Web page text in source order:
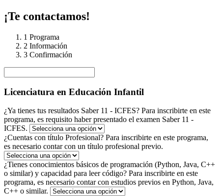
¡Te contactamos!
1 Programa
2 Información
3 Confirmación
Licenciatura en Educación Infantil
¿Ya tienes tus resultados Saber 11 - ICFES? Para inscribirte en este
programa, es requisito haber presentado el examen Saber 11 -
ICFES.
¿Cuentas con título Profesional? Para inscribirte en este programa,
es necesario contar con un título profesional previo.
¿Tienes conocimientos básicos de programación (Python, Java, C++
o similar) y capacidad para leer código? Para inscribirte en este
programa, es necesario contar con estudios previos en Python, Java,
C++ o similar.